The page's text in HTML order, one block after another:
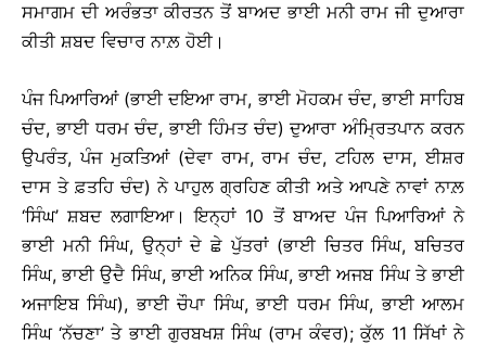
ਸਮਾਗਮ ਦੀ ਅਰੰਭਤਾ ਕੀਰਤਨ ਤੋਂ ਬਾਅਦ ਭਾਈ ਮਨੀ ਰਾਮ ਜੀ ਦੁਆਰਾ
ਕੀਤੀ ਸ਼ਬਦ ਵਿਚਾਰ ਨਾਲ਼ ਹੋਈ।
ਪੰਜ ਪਿਆਰਿਆਂ (ਭਾਈ ਦਇਆ ਰਾਮ, ਭਾਈ ਮੋਹਕਮ ਚੰਦ, ਭਾਈ ਸਾਹਿਬ
ਚੰਦ, ਭਾਈ ਧਰਮ ਚੰਦ, ਭਾਈ ਹਿੰਮਤ ਚੰਦ) ਦੁਆਰਾ ਅੰਮ੍ਰਿਤਪਾਨ ਕਰਨ
ਉਪਰੰਤ, ਪੰਜ ਮੁਕਤਿਆਂ (ਦੇਵਾ ਰਾਮ, ਰਾਮ ਚੰਦ, ਟਹਿਲ ਦਾਸ, ਈਸ਼ਰ
ਦਾਸ ਤੇ ਫ਼ਤਹਿ ਚੰਦ) ਨੇ ਪਾਹੁਲ ਗ੍ਰਹਿਣ ਕੀਤੀ ਅਤੇ ਆਪਣੇ ਨਾਵਾਂ ਨਾਲ਼
‘ਸਿੰਘ’ ਸ਼ਬਦ ਲਗਾਇਆ। ਇਨ੍ਹਾਂ 10 ਤੋਂ ਬਾਅਦ ਪੰਜ ਪਿਆਰਿਆਂ ਨੇ
ਭਾਈ ਮਨੀ ਸਿੰਘ, ਉਨ੍ਹਾਂ ਦੇ ਛੇ ਪੁੱਤਰਾਂ (ਭਾਈ ਚਿਤਰ ਸਿੰਘ, ਬਚਿਤਰ
ਸਿੰਘ, ਭਾਈ ਉਦੈ ਸਿੰਘ, ਭਾਈ ਅਨਿਕ ਸਿੰਘ, ਭਾਈ ਅਜਬ ਸਿੰਘ ਤੇ ਭਾਈ
ਅਜਾਇਬ ਸਿੰਘ), ਭਾਈ ਚੌਪਾ ਸਿੰਘ, ਭਾਈ ਧਰਮ ਸਿੰਘ, ਭਾਈ ਆਲਮ
ਸਿੰਘ ‘ਨੱਚਣਾ’ ਤੇ ਭਾਈ ਗੁਰਬਖਸ਼ ਸਿੰਘ (ਰਾਮ ਕੰਵਰ); ਕੁੱਲ 11 ਸਿੱਖਾਂ ਨੇ